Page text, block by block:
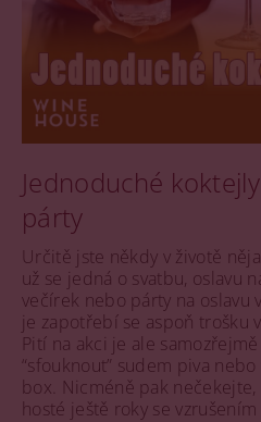
Jednoduché
párty
Určitě jste někdy v životě
už se jedná o svatbu, oslavu
večírek nebo párty na oslavu
je zapotřebí se aspoň trošku
Pití na akci je ale
“sfouknout” sudem piva
box. Nicméně pak
hosté ještě roky se vzrušením